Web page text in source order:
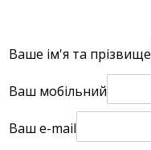
Ваше ім'я та прізвище
Ваш мобільний
Ваш e-mail